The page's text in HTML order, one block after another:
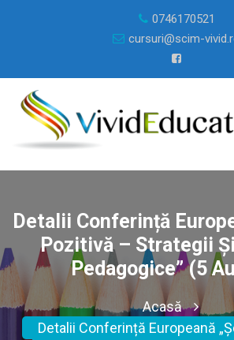
0746170521
cursuri@scim-
Detalii Conferință
Pozitivă – Strategii
Pedagogice” (5
Acasă
Detalii Conferință Europeană